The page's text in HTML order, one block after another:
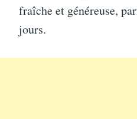
fraîche et généreuse,
jours.